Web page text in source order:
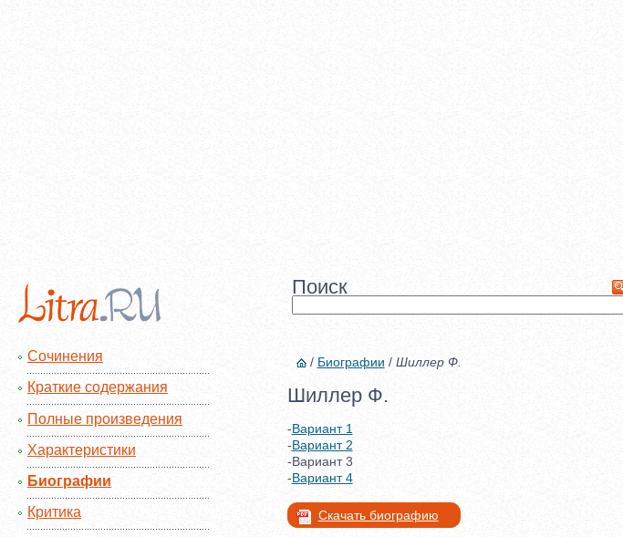
Поиск
Сочинения
Краткие содержания
Полные произведения
Характеристики
Биографии
Критика
/ Биографии / Шиллер Ф.
Шиллер Ф.
-Вариант 1
-Вариант 2
-Вариант 3
-Вариант 4
Скачать биографию